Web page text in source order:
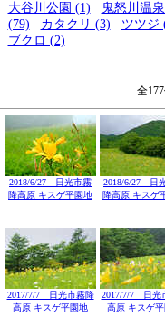
大谷川公園 (1)
鬼怒川温
(79)
カタクリ (3)
ツツジ
ブクロ (2)
全
2018/6/27 日光市霧
降高原 キスゲ平園地
2018/6/27 日
降高原 キスゲ
2017/7/7 日光市霧降
高原 キスゲ平園地
2017/7/7 日光
高原 キスゲ